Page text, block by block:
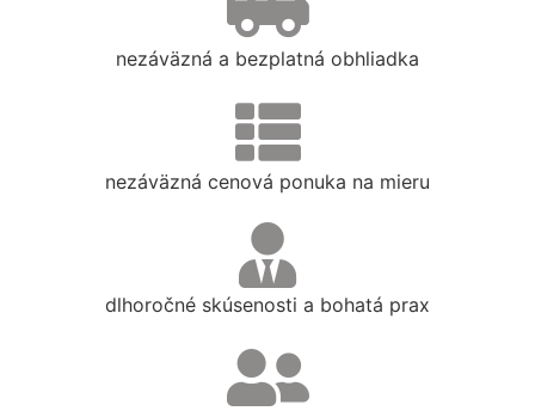
nezáväzná a bezplatná obhliadka
nezáväzná cenová ponuka na mieru
dlhoročné skúsenosti a bohatá prax